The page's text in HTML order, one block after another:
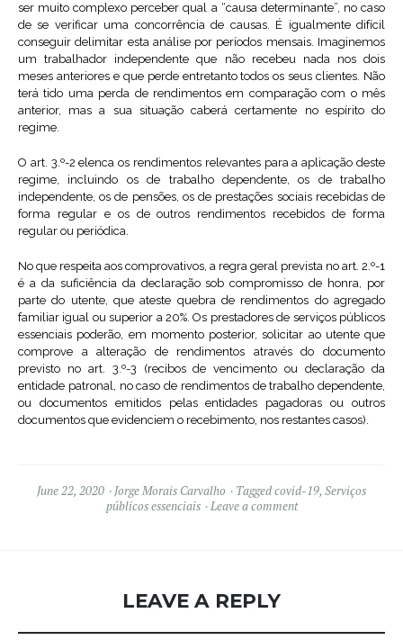
ser muito complexo perceber qual a “causa determinante”, no caso
de se verificar uma concorrência de causas. É igualmente difícil
conseguir delimitar esta análise por períodos mensais. Imaginemos
um trabalhador independente que não recebeu nada nos dois
meses anteriores e que perde entretanto todos os seus clientes. Não
terá tido uma perda de rendimentos em comparação com o mês
anterior, mas a sua situação caberá certamente no espírito do
regime.
O art. 3.º-2 elenca os rendimentos relevantes para a aplicação deste
regime, incluindo os de trabalho dependente, os de trabalho
independente, os de pensões, os de prestações sociais recebidas de
forma regular e os de outros rendimentos recebidos de forma
regular ou periódica.
No que respeita aos comprovativos, a regra geral prevista no art. 2.º-1
é a da suficiência da declaração sob compromisso de honra, por
parte do utente, que ateste quebra de rendimentos do agregado
familiar igual ou superior a 20%. Os prestadores de serviços públicos
essenciais poderão, em momento posterior, solicitar ao utente que
comprove a alteração de rendimentos através do documento
previsto no art. 3.º-3 (recibos de vencimento ou declaração da
entidade patronal, no caso de rendimentos de trabalho dependente,
ou documentos emitidos pelas entidades pagadoras ou outros
documentos que evidenciem o recebimento, nos restantes casos).
June 22, 2020 Jorge Morais Carvalho Taggedcovid-19, Serviços
públicos essenciais
Leave a comment
LEAVE A REPLY